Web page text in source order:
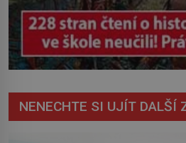
NENECHTE SI UJÍT DALŠÍ